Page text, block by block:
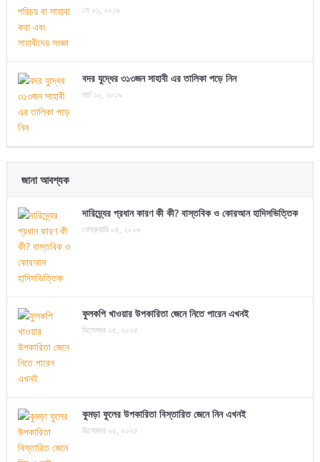
মে ০১, ২০১৯
বদর যুদ্ধের ৩১৩জন সাহাবী এর তালিকা পড়ে নিন
মার্চ ১০, ২০১৯
জানা আবশ্যক
দারিদ্র্যের প্রধান কারণ কী কী? বাস্তবিক ও কোরআন হাদিসভিত্তিক
ফেব্রুয়ারি ০৪, ২০২৬
ফুলকপি খাওয়ার উপকারিতা জেনে নিতে পারেন এখনই
ডিসেম্বর ২৫, ২০২৫
কুমড়া ফুলের উপকারিতা বিস্তারিত জেনে নিন এখনই
ডিসেম্বর ২৫, ২০২৫